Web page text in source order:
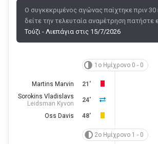
Ο συγκεκριμένος αγώνας παίχτηκε πριν 30
δείτε την τελευταία αναμέτρηση πατήστε
Τούζι - Λιεπάγια στις 15/7/2026
1ο Ημίχρονο 0 - 0
21'
Martins Marvin
24'
Sorokins Vladislavs
Leidsman Kyvon
48'
Oss Davis
2ο Ημίχρονο 1 - 0